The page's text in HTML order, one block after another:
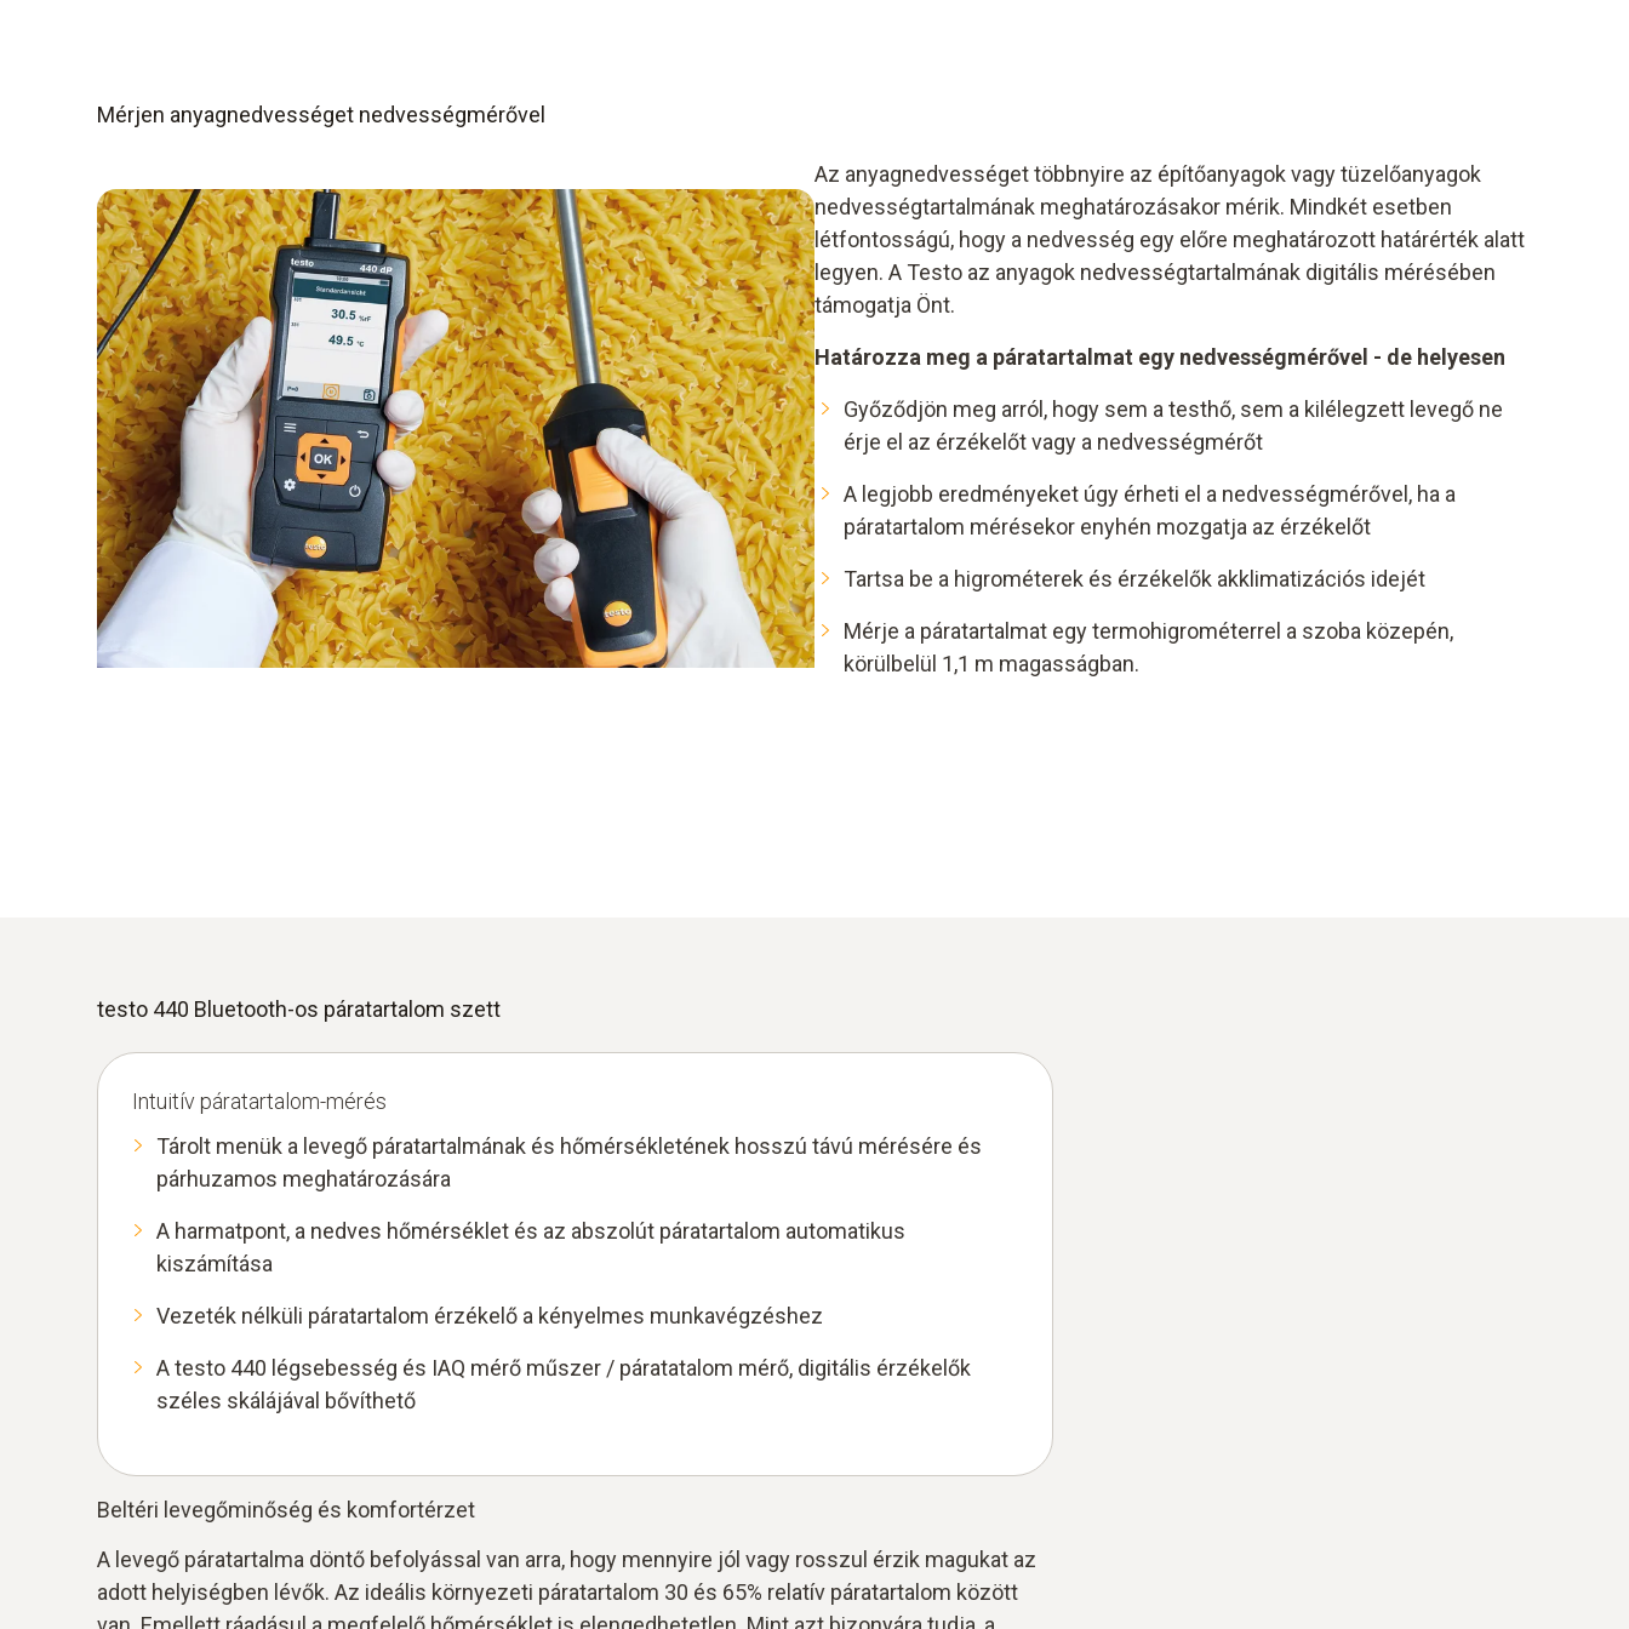
Mérjen anyagnedvességet nedvességmérővel
Az anyagnedvességet többnyire az építőanyagok vagy tüzelőanyagok
nedvességtartalmának meghatározásakor mérik. Mindkét esetben
létfontosságú, hogy a nedvesség egy előre meghatározott határérték alatt
legyen. A Testo az anyagok nedvességtartalmának digitális mérésében
támogatja Önt.
Határozza meg a páratartalmat egy nedvességmérővel - de helyesen
Győződjön meg arról, hogy sem a testhő, sem a kilélegzett levegő ne
érje el az érzékelőt vagy a nedvességmérőt
A legjobb eredményeket úgy érheti el a nedvességmérővel, ha a
páratartalom mérésekor enyhén mozgatja az érzékelőt
Tartsa be a higrométerek és érzékelők akklimatizációs idejét
Mérje a páratartalmat egy termohigrométerrel a szoba közepén,
körülbelül 1,1 m magasságban.
testo 440 Bluetooth-os páratartalom szett
Intuitív páratartalom-mérés
Tárolt menük a levegő páratartalmának és hőmérsékletének hosszú távú mérésére és
párhuzamos meghatározására
A harmatpont, a nedves hőmérséklet és az abszolút páratartalom automatikus
kiszámítása
Vezeték nélküli páratartalom érzékelő a kényelmes munkavégzéshez
A testo 440 légsebesség és IAQ mérő műszer / páratatalom mérő, digitális érzékelők
széles skálájával bővíthető
Beltéri levegőminőség és komfortérzet
A levegő páratartalma döntő befolyással van arra, hogy mennyire jól vagy rosszul érzik magukat az
adott helyiségben lévők. Az ideális környezeti páratartalom 30 és 65% relatív páratartalom között